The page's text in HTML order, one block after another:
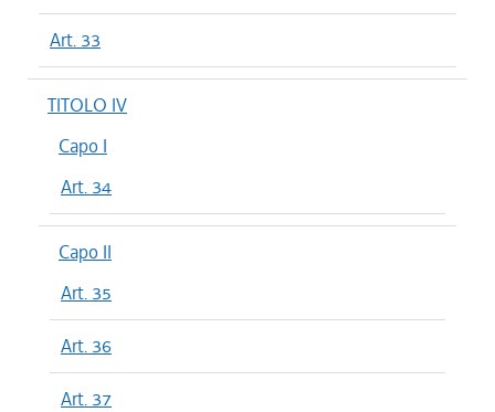
Art. 33
TITOLO IV
Capo I
Art. 34
Capo II
Art. 35
Art. 36
Art. 37